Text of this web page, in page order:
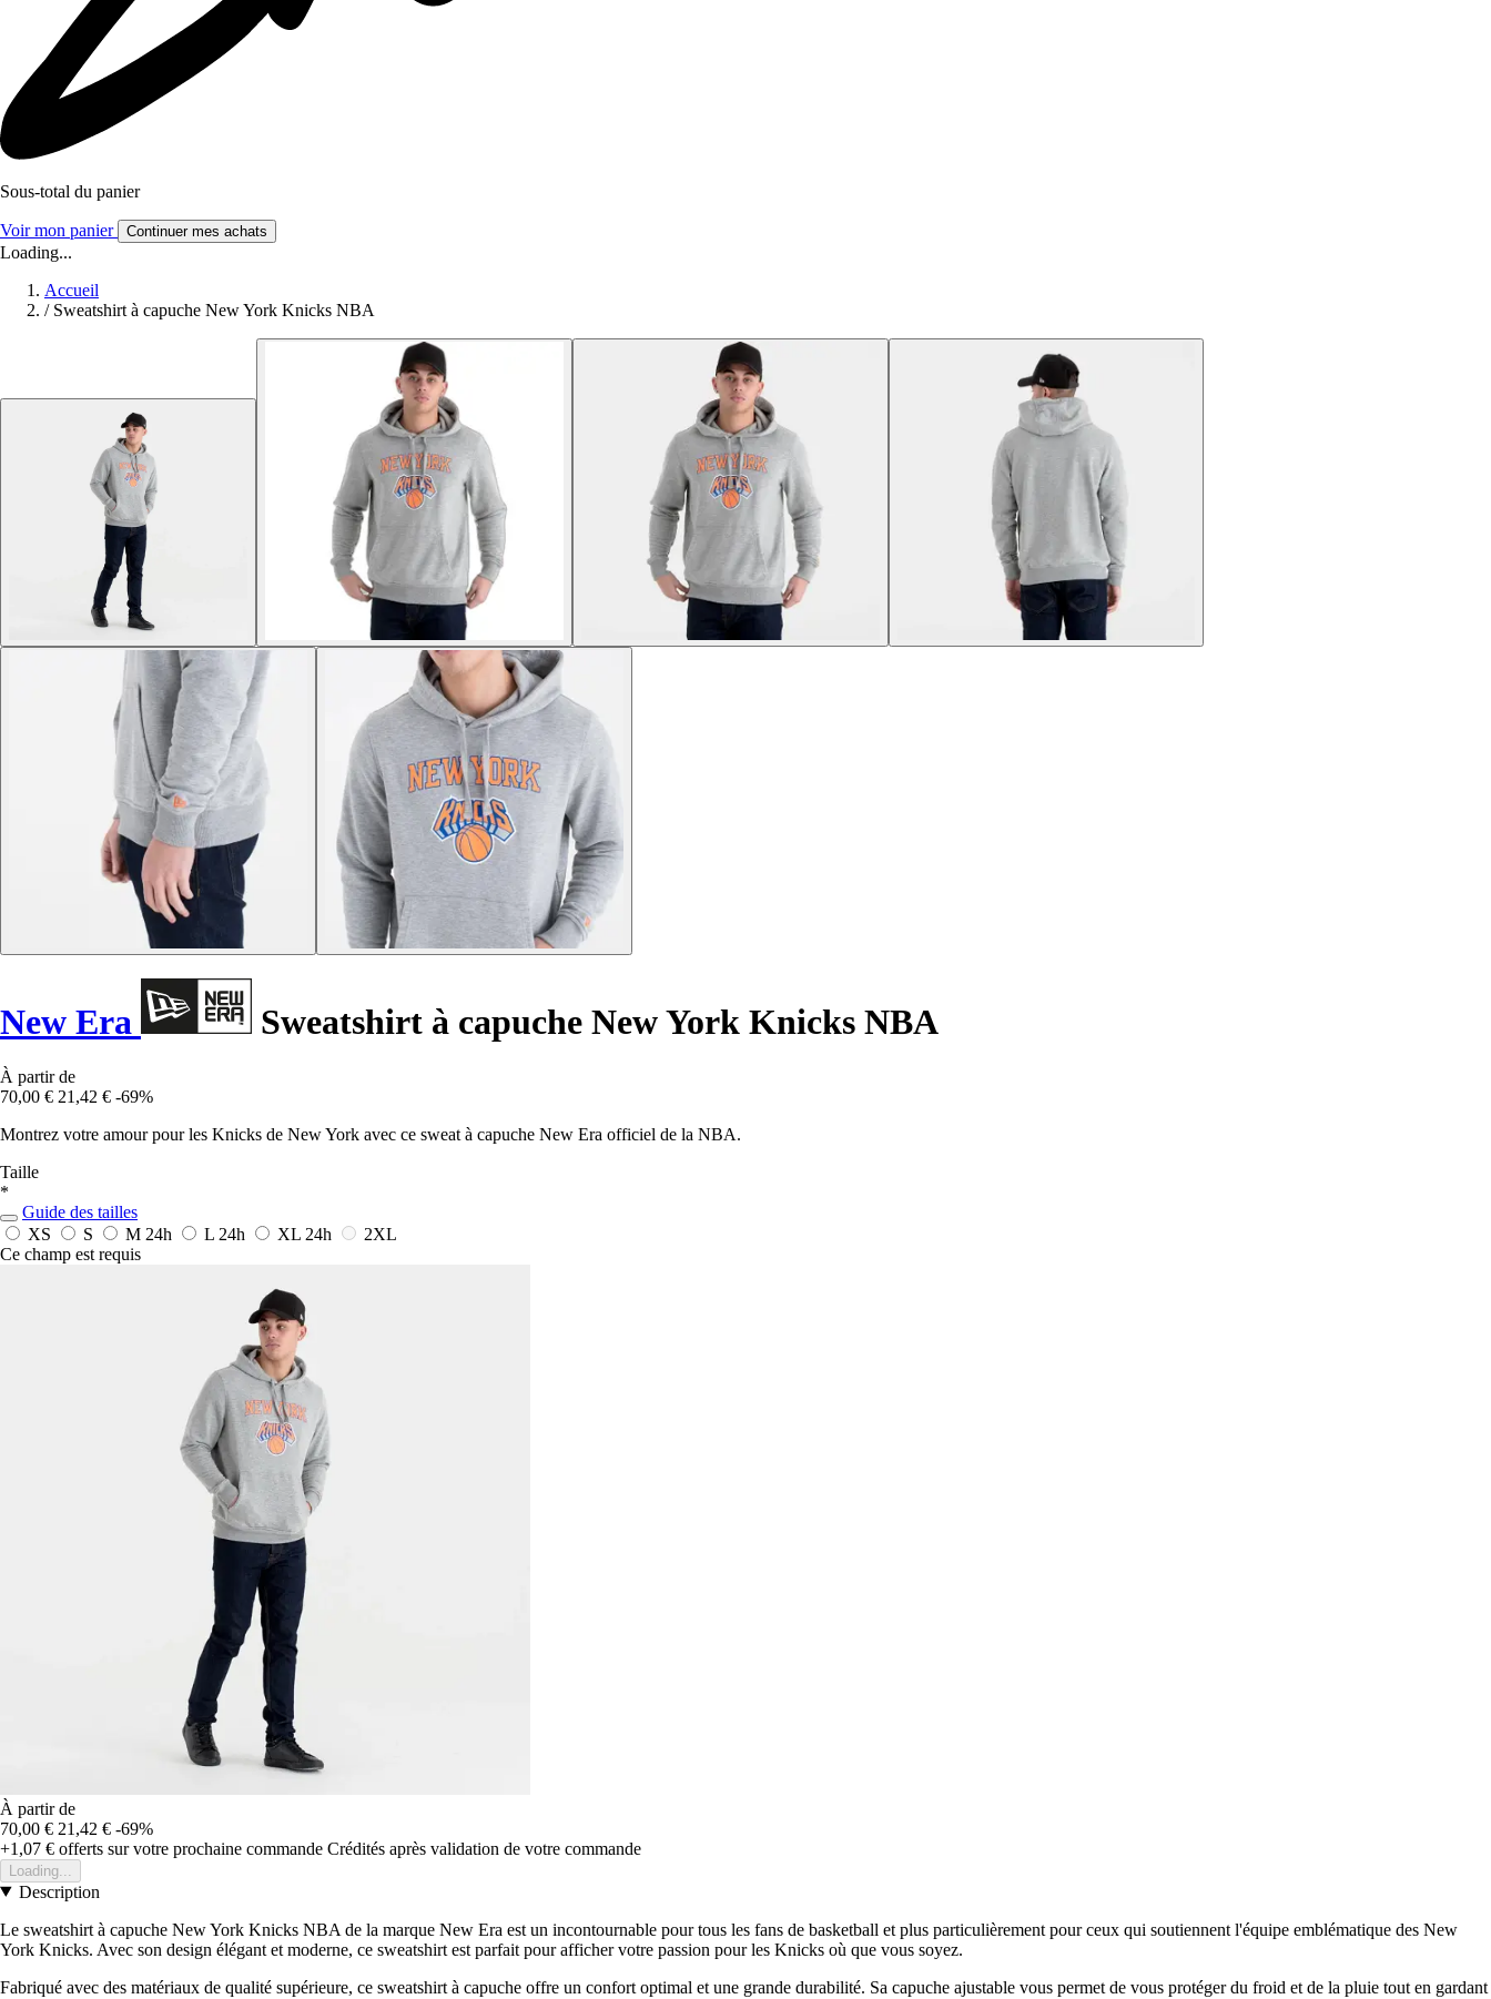
Sous-total du panier
Voir mon panier Continuer mes achats
Loading...
Accueil
/ Sweatshirt à capuche New York Knicks NBA
New Era Sweatshirt à capuche New York Knicks NBA
À partir de
70,00 € 21,42 € -69%
Montrez votre amour pour les Knicks de New York avec ce sweat à capuche New Era officiel de la NBA.
Taille
*
Guide des tailles
XS
S M 24h L 24h XL 24h
2XL
Ce champ est requis
À partir de
70,00 € 21,42 € -69%
+1,07 € offerts sur votre prochaine commande Crédités après validation de votre commande
Loading...
Description
Le sweatshirt à capuche New York Knicks NBA de la marque New Era est un incontournable pour tous les fans de basketball et plus particulièrement pour ceux qui soutiennent l'équipe emblématique des New
York Knicks. Avec son design élégant et moderne, ce sweatshirt est parfait pour afficher votre passion pour les Knicks où que vous soyez.
Fabriqué avec des matériaux de qualité supérieure, ce sweatshirt à capuche offre un confort optimal et une grande durabilité. Sa capuche ajustable vous permet de vous protéger du froid et de la pluie tout en gardant